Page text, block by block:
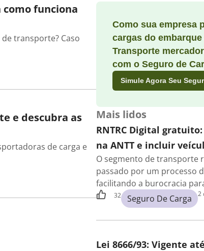
funciona
transporte? Caso
e descubra as
de carga e
Como sua empresa
cargas do
Transporte
com o Seguro de
Simule Agora Seu
Mais lidos
RNTRC Digital
na ANTT e incluir
O segmento de transporte
passado por um processo
facilitando a burocracia
32 Seguro De Carga 2
Lei 8666/93: Vigente